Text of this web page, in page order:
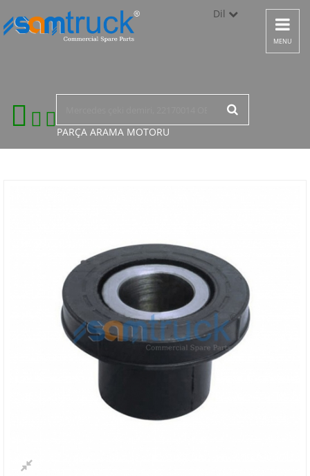
Dil
Türkçe
English
Toggle
MENU
PARÇA ARAMA MOTORU